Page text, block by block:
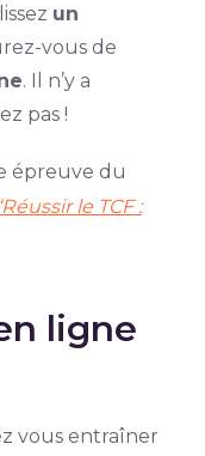
un
vous de
. Il n’y a
pas !
épreuve du
le TCF :
ligne
vous entraîner